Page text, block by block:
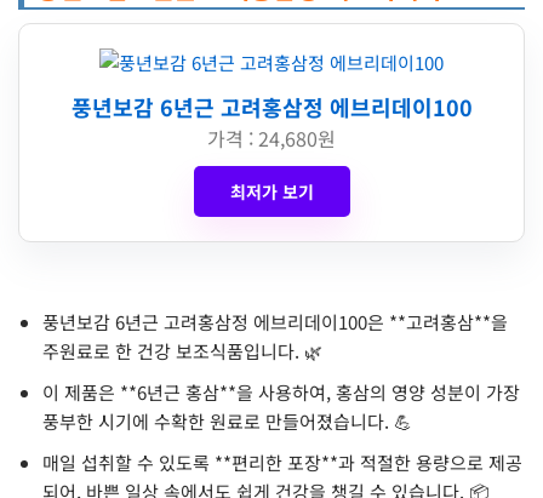
풍년보감 6년근 고려홍삼정 에브리데이100
가격 : 24,680원
최저가 보기
풍년보감 6년근 고려홍삼정 에브리데이100은 **고려홍삼**을
주원료로 한 건강 보조식품입니다. 🌿
이 제품은 **6년근 홍삼**을 사용하여, 홍삼의 영양 성분이 가장
풍부한 시기에 수확한 원료로 만들어졌습니다. 💪
매일 섭취할 수 있도록 **편리한 포장**과 적절한 용량으로 제공
되어, 바쁜 일상 속에서도 쉽게 건강을 챙길 수 있습니다. 📦